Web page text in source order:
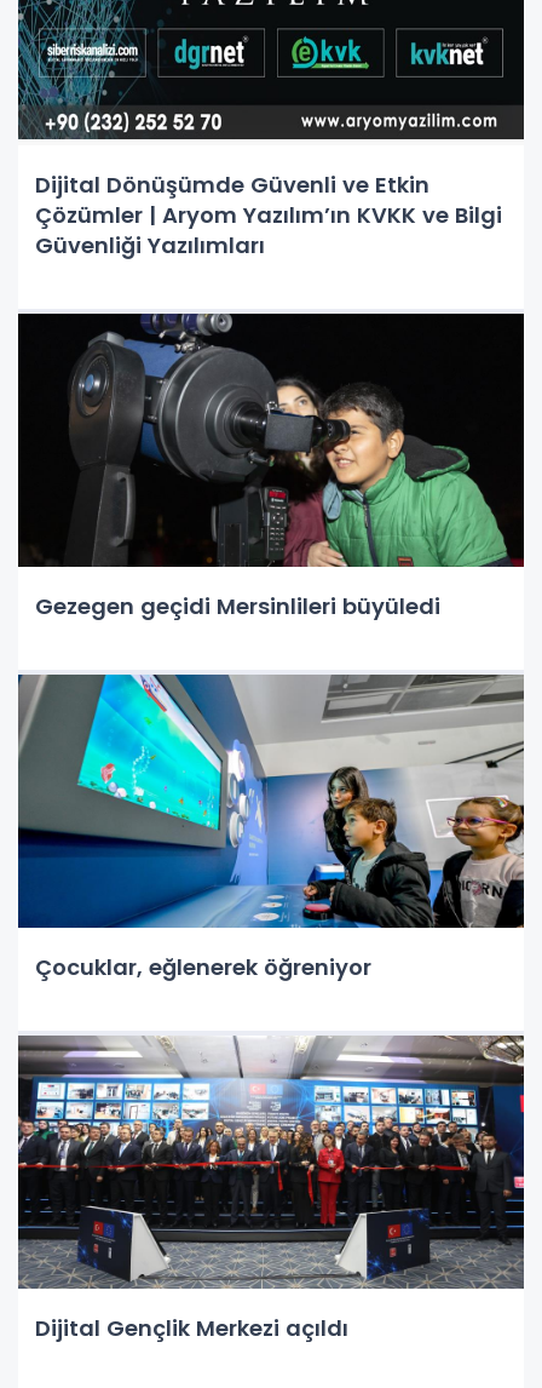
Dijital Dönüşümde Güvenli ve Etkin
Çözümler | Aryom Yazılım’ın KVKK ve Bilgi
Güvenliği Yazılımları
Gezegen geçidi Mersinlileri büyüledi
Çocuklar, eğlenerek öğreniyor
Dijital Gençlik Merkezi açıldı